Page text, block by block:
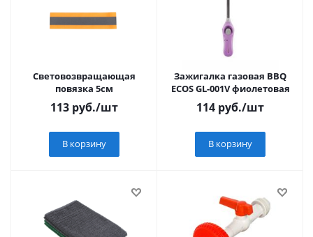
Световозвращающая
повязка 5см
113 руб./шт
В корзину
Зажигалка газовая BBQ
ECOS GL-001V фиолетовая
114 руб./шт
В корзину